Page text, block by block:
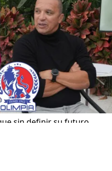
sin definir su futuro.